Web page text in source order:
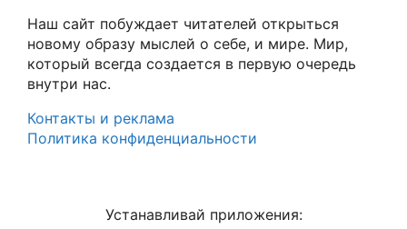
Наш сайт побуждает читателей открыться
новому образу мыслей о себе, и мире. Мир,
который всегда создается в первую очередь
внутри нас.
Контакты и реклама
Политика конфиденциальности
Устанавливай приложения: